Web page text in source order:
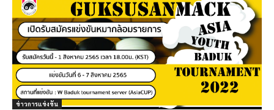
ข่าวการแข่งขัน